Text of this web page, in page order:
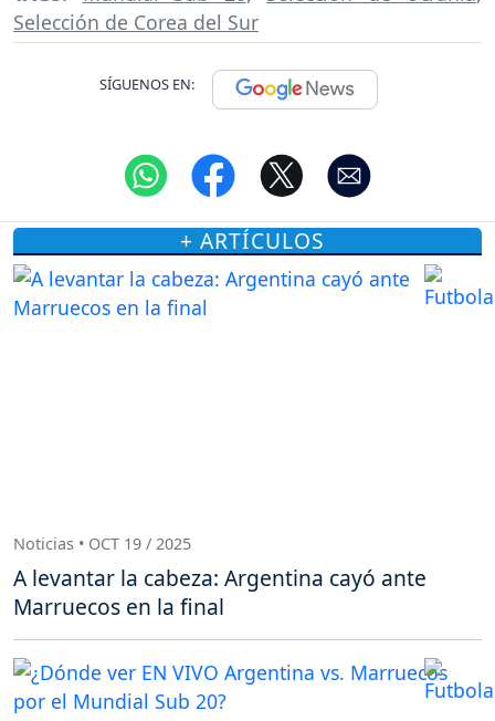
Selección de Corea del Sur
SÍGUENOS EN:
+ ARTÍCULOS
Noticias • OCT 19 / 2025
A levantar la cabeza: Argentina cayó ante
Marruecos en la final